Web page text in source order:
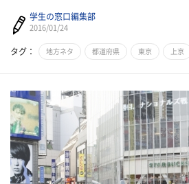
学生の窓口編集部
2016/01/24
タグ： 地方ネタ 都道府県 東京 上京